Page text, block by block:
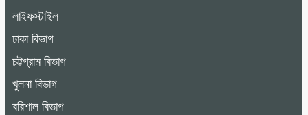
লাইফস্টাইল
ঢাকা বিভাগ
চট্টগ্রাম বিভাগ
খুলনা বিভাগ
বরিশাল বিভাগ